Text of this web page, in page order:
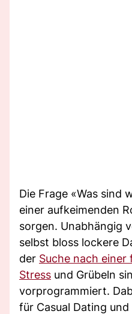
Die Frage «Was sind
einer aufkeimenden
sorgen. Unabhängig
selbst bloss lockere
der Suche nach einer
Stress und Grübeln
vorprogrammiert.
für Casual Dating